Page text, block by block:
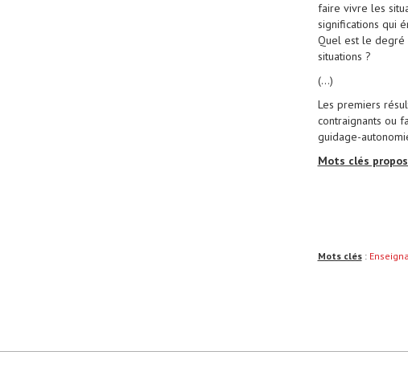
faire vivre les
significations qui
Quel est le degré
situations ?
(...)
Les premiers
contraignants ou
guidage-
Mots clés
Mots clés: